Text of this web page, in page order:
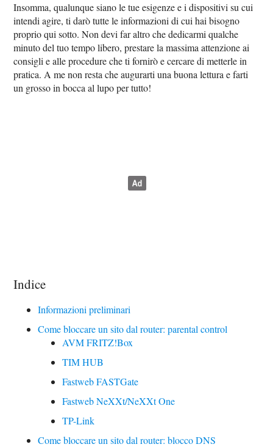
Insomma, qualunque siano le tue esigenze e i dispositivi su cui
intendi agire, ti darò tutte le informazioni di cui hai bisogno
proprio qui sotto. Non devi far altro che dedicarmi qualche
minuto del tuo tempo libero, prestare la massima attenzione ai
consigli e alle procedure che ti fornirò e cercare di metterle in
pratica. A me non resta che augurarti una buona lettura e farti
un grosso in bocca al lupo per tutto!
Indice
Informazioni preliminari
Come bloccare un sito dal router: parental control
AVM FRITZ!Box
TIM HUB
Fastweb FASTGate
Fastweb NeXXt/NeXXt One
TP-Link
Come bloccare un sito dal router: blocco DNS